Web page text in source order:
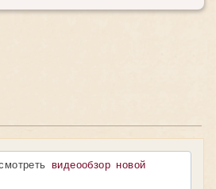
видеообзор новой